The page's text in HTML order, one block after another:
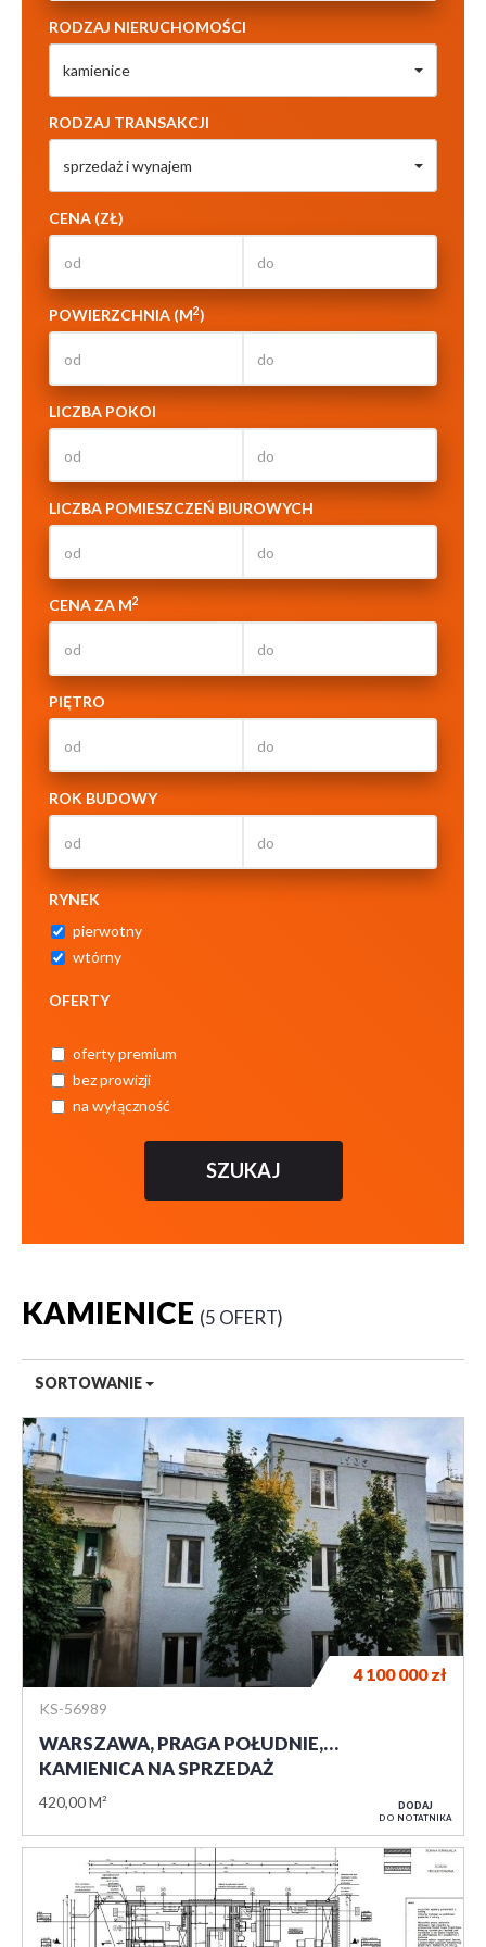
RODZAJ NIERUCHOMOŚCI
kamienice
RODZAJ TRANSAKCJI
sprzedaż i wynajem
CENA (ZŁ)
POWIERZCHNIA (M2)
LICZBA POKOI
LICZBA POMIESZCZEŃ BIUROWYCH
CENA ZA M2
PIĘTRO
ROK BUDOWY
RYNEK
pierwotny
wtórny
OFERTY
oferty premium
bez prowizji
na wyłączność
KAMIENICE 5 OFERT
SORTOWANIE
KS-56989
WARSZAWA, PRAGA POŁUDNIE,…
KAMIENICA NA SPRZEDAŻ
420,00 M²
4 100 000zł
DODAJ
DO NOTATNIKA